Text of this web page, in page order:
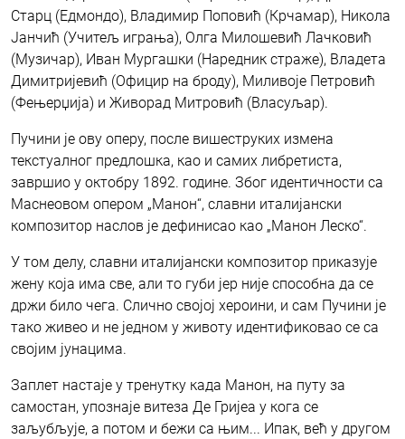
Старц (Едмондо), Владимир Поповић (Крчамар), Никола
Јанчић (Учитељ играња), Олга Милошевић Лачковић
(Музичар), Иван Мургашки (Наредник страже), Владета
Димитријевић (Официр на броду), Миливоје Петровић
(Фењерџија) и Живорад Митровић (Власуљар).
Пучини је ову оперу, после вишеструких измена
текстуалног предлошка, као и самих либретиста,
завршио у октобру 1892. године. Због идентичности са
Маснеовом опером „Манон“, славни италијански
композитор наслов је дефинисао као „Манон Леско“.
У том делу, славни италијански композитор приказује
жену која има све, али то губи јер није способна да се
држи било чега. Слично својој хероини, и сам Пучини је
тако живео и не једном у животу идентификовао се са
својим јунацима.
Заплет настаје у тренутку када Манон, на путу за
самостан, упознаје витеза Де Гријеа у кога се
заљубљује, а потом и бежи са њим... Ипак, већ у другом